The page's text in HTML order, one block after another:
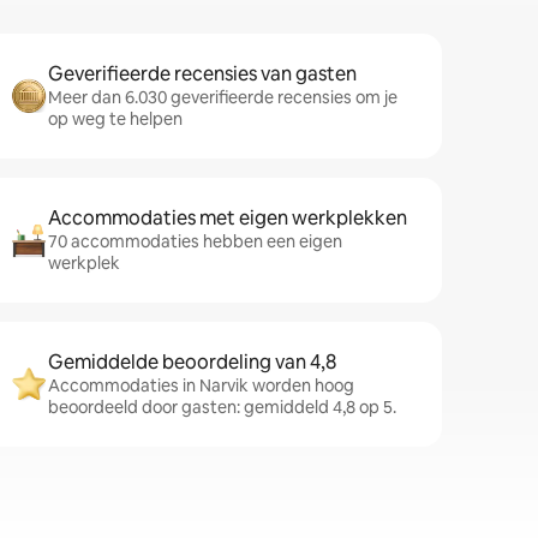
Geverifieerde recensies van gasten
Meer dan 6.030 geverifieerde recensies om je
op weg te helpen
Accommodaties met eigen werkplekken
70 accommodaties hebben een eigen
werkplek
Gemiddelde beoordeling van 4,8
Accommodaties in Narvik worden hoog
beoordeeld door gasten: gemiddeld 4,8 op 5.